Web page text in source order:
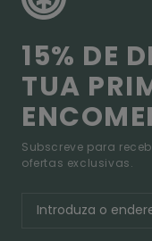
15% DE
TUA
Subscreve para
ofertas exclusivas.